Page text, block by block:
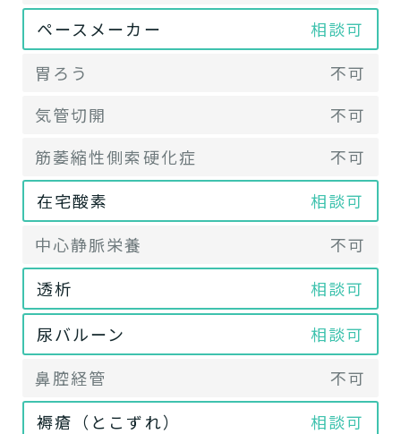
ペースメーカー
相談可
胃ろう
不可
気管切開
不可
筋萎縮性側索硬化症
不可
在宅酸素
相談可
中心静脈栄養
不可
透析
相談可
尿バルーン
相談可
鼻腔経管
不可
褥瘡（とこずれ）
相談可